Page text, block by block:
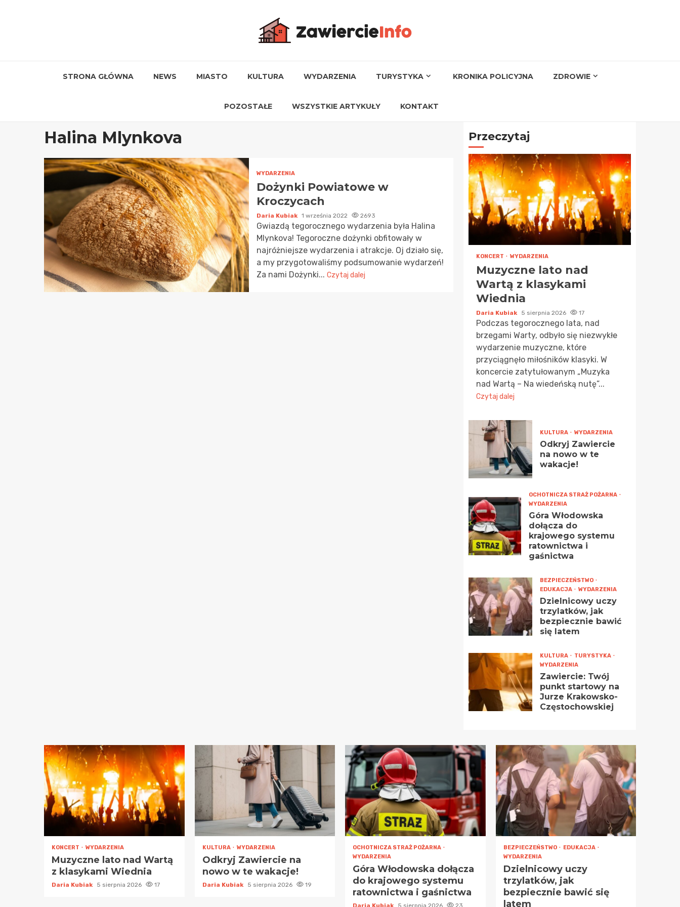
STRONA GŁÓWNA NEWS MIASTO KULTURA WYDARZENIA TURYSTYKA KRONIKA POLICYJNA ZDROWIE
POZOSTAŁE WSZYSTKIE ARTYKUŁY KONTAKT
Halina Mlynkova
WYDARZENIA
Dożynki Powiatowe w
Kroczycach
Daria Kubiak 1 września 2022 2693
Gwiazdą tegorocznego wydarzenia była Halina
Mlynkova! Tegoroczne dożynki obfitowały w
najróżniejsze wydarzenia i atrakcje. Oj działo się,
a my przygotowaliśmy podsumowanie wydarzeń!
Za nami Dożynki... Czytaj dalej
Przeczytaj
KONCERT WYDARZENIA
Muzyczne lato nad
Wartą z klasykami
Wiednia
Daria Kubiak 5 sierpnia 2026 17
Podczas tegorocznego lata, nad
brzegami Warty, odbyło się niezwykłe
wydarzenie muzyczne, które
przyciągnęło miłośników klasyki. W
koncercie zatytułowanym „Muzyka
nad Wartą – Na wiedeńską nutę”...
Czytaj dalej
KULTURA WYDARZENIA
Odkryj Zawiercie
na nowo w te
wakacje!
OCHOTNICZA STRAŻ POŻARNA
WYDARZENIA
Góra Włodowska
dołącza do
krajowego systemu
ratownictwa i
gaśnictwa
BEZPIECZEŃSTWO
EDUKACJA
WYDARZENIA
Dzielnicowy uczy
trzylatków, jak
bezpiecznie bawić
się latem
KULTURA
TURYSTYKA
WYDARZENIA
Zawiercie: Twój
punkt startowy na
Jurze Krakowsko-
Częstochowskiej
KONCERT WYDARZENIA
Muzyczne lato nad Wartą
z klasykami Wiednia
Daria Kubiak 5 sierpnia 2026 17
KULTURA WYDARZENIA
Odkryj Zawiercie na
nowo w te wakacje!
Daria Kubiak 5 sierpnia 2026 19
OCHOTNICZA STRAŻ POŻARNA
WYDARZENIA
Góra Włodowska dołącza
do krajowego systemu
ratownictwa i gaśnictwa
Daria Kubiak 5 sierpnia 2026 23
BEZPIECZEŃSTWO
EDUKACJA
WYDARZENIA
Dzielnicowy uczy
trzylatków, jak
bezpiecznie bawić się
latem